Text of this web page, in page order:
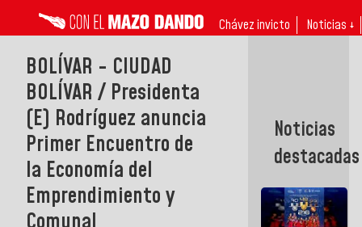
Chávez invicto Noticias ↓
BOLÍVAR - CIUDAD
BOLÍVAR / Presidenta
(E) Rodríguez anuncia
Primer Encuentro de
la Economía del
Emprendimiento y
Noticias
destacadas